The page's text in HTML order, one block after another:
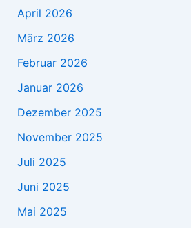
April 2026
März 2026
Februar 2026
Januar 2026
Dezember 2025
November 2025
Juli 2025
Juni 2025
Mai 2025